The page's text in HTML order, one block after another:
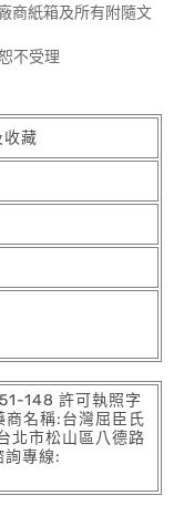
商紙箱及所有附隨文
不受理
收藏
148 許可執照字
商名稱:台灣屈臣氏
北市松山區八德路
詢專線: